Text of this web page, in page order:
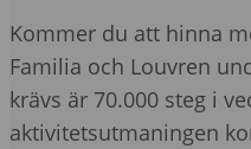
Kommer du att hinna
Familia och Louvren
krävs är 70.000 steg i
aktivitetsutmaningen